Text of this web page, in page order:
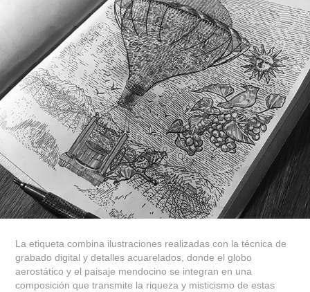
La etiqueta combina ilustraciones realizadas con la técnica de
grabado digital y detalles acuarelados, donde el globo
aerostático y el paisaje mendocino se integran en una
composición que transmite la riqueza y misticismo de estas